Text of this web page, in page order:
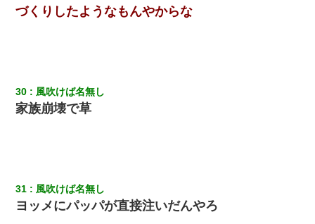
てもらえて良かったな！』→
た。ある日、オッサンが火かき棒を持って顔を真っ赤にしながら
走り回っていて…
づくりしたようなもんやからな
30 風吹けば名無し
家族崩壊で草
31 風吹けば名無し
ヨッメにパッパが直接注いだんやろ